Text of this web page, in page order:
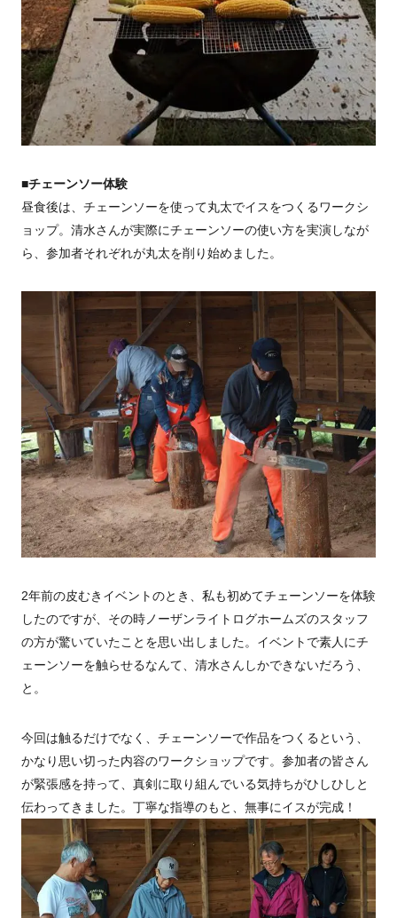
■チェーンソー体験
昼食後は、チェーンソーを使って丸太でイスをつくるワークシ
ョップ。清水さんが実際にチェーンソーの使い方を実演しなが
ら、参加者それぞれが丸太を削り始めました。
2年前の皮むきイベントのとき、私も初めてチェーンソーを体験
したのですが、その時ノーザンライトログホームズのスタッフ
の方が驚いていたことを思い出しました。イベントで素人にチ
ェーンソーを触らせるなんて、清水さんしかできないだろう、
と。
今回は触るだけでなく、チェーンソーで作品をつくるという、
かなり思い切った内容のワークショップです。参加者の皆さん
が緊張感を持って、真剣に取り組んでいる気持ちがひしひしと
伝わってきました。丁寧な指導のもと、無事にイスが完成！